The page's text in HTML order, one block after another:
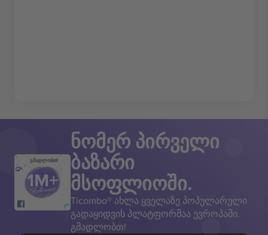
გმადლობთ!
ნომერ პირველი
ბაზარი
მსოფლიოში.
Ticombo® ახლა ყველაზე პოპულარული
გადაყიდვის პლატფორმაა ევროპაში.
გმადლობთ!